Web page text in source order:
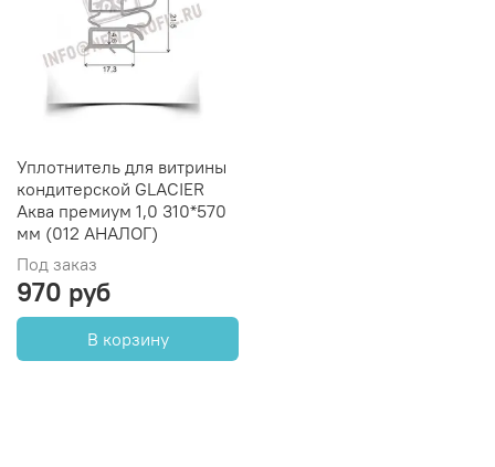
Уплотнитель для витрины
кондитерской GLACIER
Аква премиум 1,0 310*570
мм (012 АНАЛОГ)
Под заказ
970 руб
В корзину